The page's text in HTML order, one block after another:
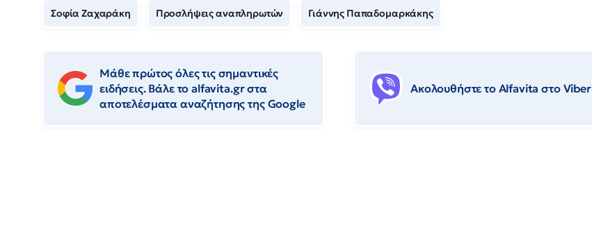
Σοφία Ζαχαράκη Προσλήψεις αναπληρωτών Γιάννης Παπαδομαρκάκης
Μάθε πρώτος όλες τις σημαντικές
ειδήσεις. Βάλε το alfavita.gr στα
αποτελέσματα αναζήτησης της Google
Ακολουθήστε το Αlfavita στο Viber